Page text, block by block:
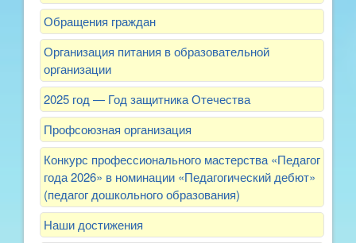
Обращения граждан
Организация питания в образовательной
организации
2025 год — Год защитника Отечества
Профсоюзная организация
Конкурс профессионального мастерства «Педагог
года 2026» в номинации «Педагогический дебют»
(педагог дошкольного образования)
Наши достижения